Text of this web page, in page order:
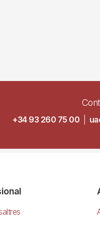
+34 93 260 75 00